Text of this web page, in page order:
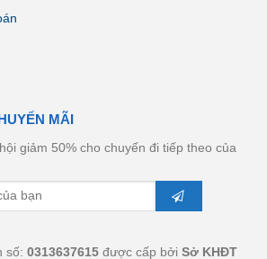
MÃI
giảm 50% cho chuyến đi tiếp theo của
số: 0313637615 được cấp bởi Sở KHĐT